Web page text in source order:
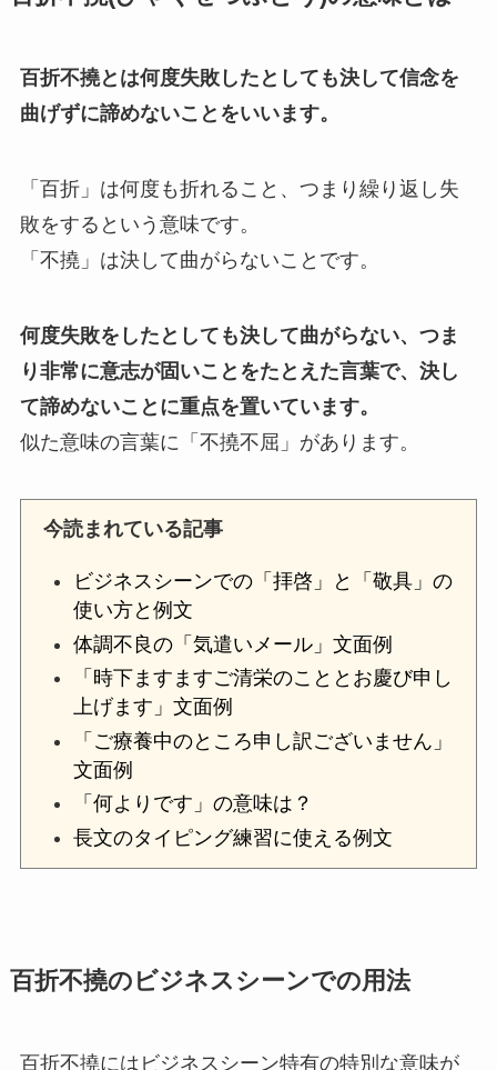
百折不撓とは何度失敗したとしても決して信念を
曲げずに諦めないことをいいます。
「百折」は何度も折れること、つまり繰り返し失
敗をするという意味です。
「不撓」は決して曲がらないことです。
何度失敗をしたとしても決して曲がらない、つま
り非常に意志が固いことをたとえた言葉で、決し
て諦めないことに重点を置いています。
似た意味の言葉に「不撓不屈」があります。
今読まれている記事
ビジネスシーンでの「拝啓」と「敬具」の
使い方と例文
体調不良の「気遣いメール」文面例
「時下ますますご清栄のこととお慶び申し
上げます」文面例
「ご療養中のところ申し訳ございません」
文面例
「何よりです」の意味は？
長文のタイピング練習に使える例文
百折不撓のビジネスシーンでの用法
百折不撓にはビジネスシーン特有の特別な意味が